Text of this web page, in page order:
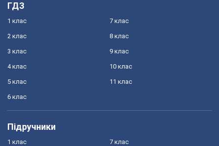
ГДЗ
1 клас
2 клас
3 клас
4 клас
5 клас
6 клас
7 клас
8 клас
9 клас
10 клас
11 клас
Підручники
1 клас 7 клас